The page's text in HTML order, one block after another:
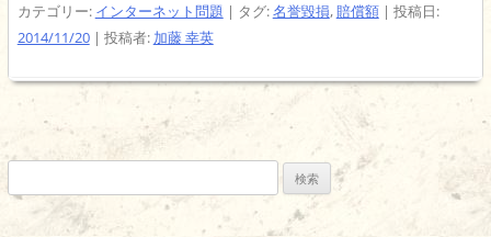
カテゴリー: インターネット問題 | タグ:名誉毀損,賠償額| 投稿日:
2014/11/20| 投稿者: 加藤 幸英
索: